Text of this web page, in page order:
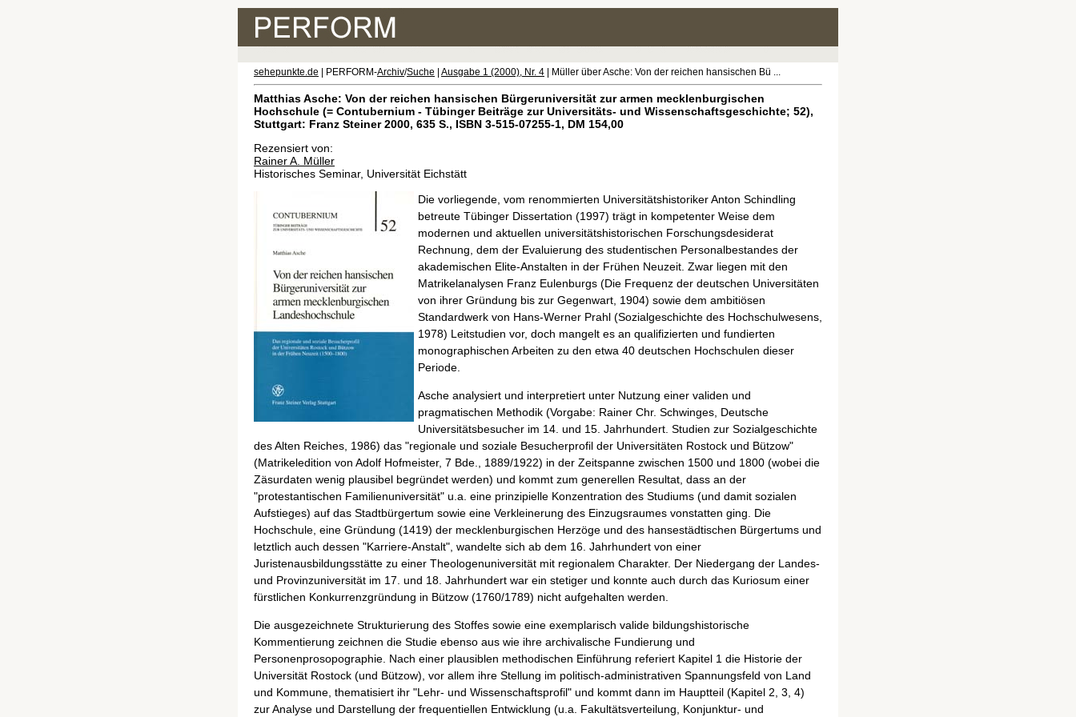
sehepunkte.de | PERFORM-Archiv/Suche Ausgabe 1 (2000), Nr. 4 | Müller über Asche: Von der reichen hansischen Bü ...
Matthias Asche: Von der reichen hansischen Bürgeruniversität zur armen mecklenburgischen
Hochschule (= Contubernium - Tübinger Beiträge zur Universitäts- und Wissenschaftsgeschichte; 52),
Stuttgart: Franz Steiner 2000, 635 S., ISBN 3-515-07255-1, DM 154,00
Rezensiert von:
Rainer A. Müller
Historisches Seminar, Universität Eichstätt
Die vorliegende, vom renommierten Universitätshistoriker Anton Schindling
betreute Tübinger Dissertation (1997) trägt in kompetenter Weise dem
modernen und aktuellen universitätshistorischen Forschungsdesiderat
Rechnung, dem der Evaluierung des studentischen Personalbestandes der
akademischen Elite-Anstalten in der Frühen Neuzeit. Zwar liegen mit den
Matrikelanalysen Franz Eulenburgs (Die Frequenz der deutschen Universitäten
von ihrer Gründung bis zur Gegenwart, 1904) sowie dem ambitiösen
Standardwerk von Hans-Werner Prahl (Sozialgeschichte des Hochschulwesens,
1978) Leitstudien vor, doch mangelt es an qualifizierten und fundierten
monographischen Arbeiten zu den etwa 40 deutschen Hochschulen dieser
Periode.
Asche analysiert und interpretiert unter Nutzung einer validen und
pragmatischen Methodik (Vorgabe: Rainer Chr. Schwinges, Deutsche
Universitätsbesucher im 14. und 15. Jahrhundert. Studien zur Sozialgeschichte
des Alten Reiches, 1986) das "regionale und soziale Besucherprofil der Universitäten Rostock und Bützow"
(Matrikeledition von Adolf Hofmeister, 7 Bde., 1889/1922) in der Zeitspanne zwischen 1500 und 1800 (wobei die
Zäsurdaten wenig plausibel begründet werden) und kommt zum generellen Resultat, dass an der
"protestantischen Familienuniversität" u.a. eine prinzipielle Konzentration des Studiums (und damit sozialen
Aufstieges) auf das Stadtbürgertum sowie eine Verkleinerung des Einzugsraumes vonstatten ging. Die
Hochschule, eine Gründung (1419) der mecklenburgischen Herzöge und des hansestädtischen Bürgertums und
letztlich auch dessen "Karriere-Anstalt", wandelte sich ab dem 16. Jahrhundert von einer
Juristenausbildungsstätte zu einer Theologenuniversität mit regionalem Charakter. Der Niedergang der Landes-
und Provinzuniversität im 17. und 18. Jahrhundert war ein stetiger und konnte auch durch das Kuriosum einer
fürstlichen Konkurrenzgründung in Bützow (1760/1789) nicht aufgehalten werden.
Die ausgezeichnete Strukturierung des Stoffes sowie eine exemplarisch valide bildungshistorische
Kommentierung zeichnen die Studie ebenso aus wie ihre archivalische Fundierung und
Personenprosopographie. Nach einer plausiblen methodischen Einführung referiert Kapitel 1 die Historie der
Universität Rostock (und Bützow), vor allem ihre Stellung im politisch-administrativen Spannungsfeld von Land
und Kommune, thematisiert ihr "Lehr- und Wissenschaftsprofil" und kommt dann im Hauptteil (Kapitel 2, 3, 4)
zur Analyse und Darstellung der frequentiellen Entwicklung (u.a. Fakultätsverteilung, Konjunktur- und